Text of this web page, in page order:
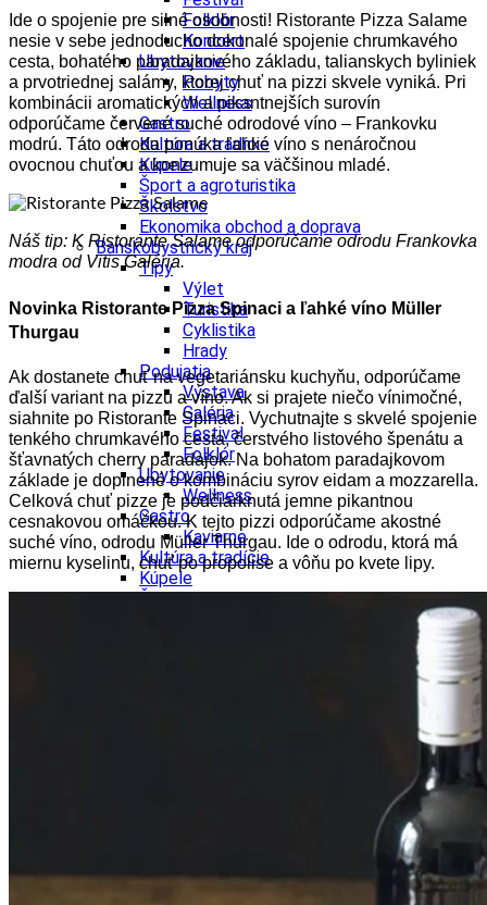
Folklór
Koncert
Ubytovanie
Pobyty
Wellness
Gastro
Kultúra a tradície
Kúpele
Šport a agroturistika
Školstvo
Ekonomika obchod a doprava
Banskobystrický kraj
Tipy
Výlet
Turistika
Cyklistika
Hrady
Podujatia
Výstava
Galéria
Festival
Folklór
Ubytovanie
Wellness
Gastro
Kaviarne
Kultúra a tradície
Kúpele
Ide o spojenie pre silné osobnosti! Ristorante Pizza Salame
nesie v sebe jednoducho dokonalé spojenie chrumkavého
cesta, bohatého paradajkového základu, talianskych byliniek
a prvotriednej salámy, ktorej chuť na pizzi skvele vyniká. Pri
kombinácii aromatických a pikantnejších surovín
odporúčame červené suché odrodové víno – Frankovku
modrú. Táto odroda ponúka ľahké víno s nenáročnou
ovocnou chuťou a konzumuje sa väčšinou mladé.
Náš tip: K Ristorante Salame odporúčame odrodu Frankovka
modra od Vitis Galéria.
Novinka Ristorante Pizza Spinaci a ľahké víno Müller
Thurgau
Ak dostanete chuť na vegetariánsku kuchyňu, odporúčame
ďalší variant na pizzu a víno. Ak si prajete niečo vínimočné,
siahnite po Ristorante Spinaci. Vychutnajte s skvelé spojenie
tenkého chrumkavého cesta, čerstvého listového špenátu a
šťavnatých cherry paradajok. Na bohatom paradajkovom
základe je doplnené o kombináciu syrov eidam a mozzarella.
Celková chuť pizze je podčiarknutá jemne pikantnou
cesnakovou omáčkou. K tejto pizzi odporúčame akostné
suché víno, odrodu Müller Thurgau. Ide o odrodu, ktorá má
miernu kyselinu, chuť po propolise a vôňu po kvete lipy.